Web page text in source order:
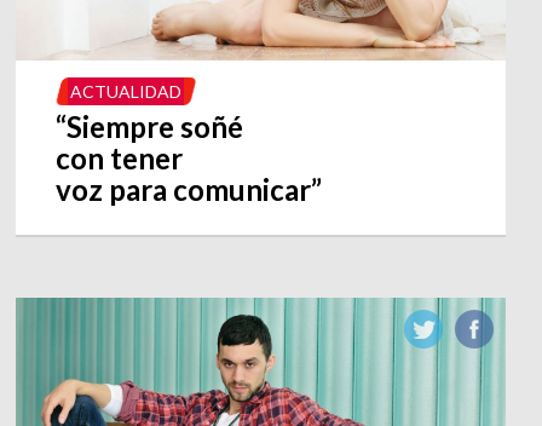
ACTUALIDAD
“Siempre soñé
con tener
voz para comunicar”